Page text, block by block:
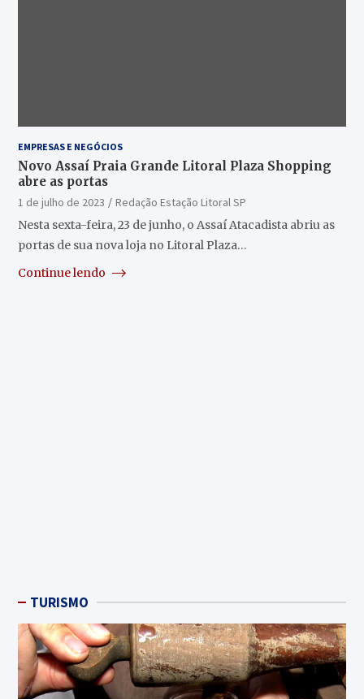
EMPRESAS E NEGÓCIOS
Novo Assaí Praia Grande Litoral Plaza Shopping
abre as portas
1 de julho de 2023
Redação Estação Litoral SP
Nesta sexta-feira, 23 de junho, o Assaí Atacadista abriu as
portas de sua nova loja no Litoral Plaza…
Continue lendo
TURISMO